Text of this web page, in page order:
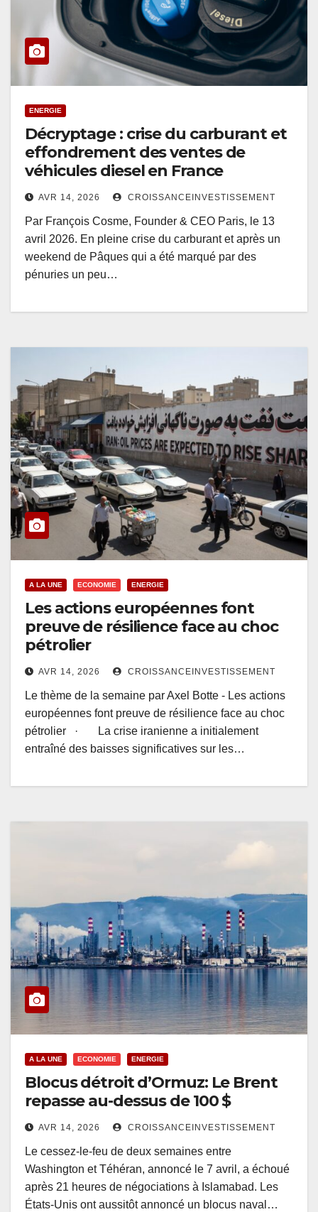
ENERGIE
Décryptage : crise du carburant et
effondrement des ventes de
véhicules diesel en France
AVR 14, 2026 CROISSANCEINVESTISSEMENT
Par François Cosme, Founder & CEO Paris, le 13
avril 2026. En pleine crise du carburant et après un
weekend de Pâques qui a été marqué par des
pénuries un peu…
A LA UNE ECONOMIE ENERGIE
Les actions européennes font
preuve de résilience face au choc
pétrolier
AVR 14, 2026 CROISSANCEINVESTISSEMENT
Le thème de la semaine par Axel Botte - Les actions
européennes font preuve de résilience face au choc
pétrolier · La crise iranienne a initialement
entraîné des baisses significatives sur les…
A LA UNE ECONOMIE ENERGIE
Blocus détroit d’Ormuz: Le Brent
repasse au-dessus de 100 $
AVR 14, 2026 CROISSANCEINVESTISSEMENT
Le cessez-le-feu de deux semaines entre
Washington et Téhéran, annoncé le 7 avril, a échoué
après 21 heures de négociations à Islamabad. Les
États-Unis ont aussitôt annoncé un blocus naval…